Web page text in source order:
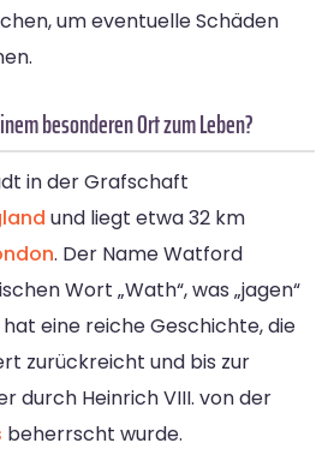
um eventuelle Schäden
besonderen Ort zum Leben?
in der Grafschaft
und liegt etwa 32 km
. Der Name Watford
Wort „Wath“, was „jagen“
eine reiche Geschichte, die
zurückreicht und bis zur
durch Heinrich VIII. von der
beherrscht wurde.